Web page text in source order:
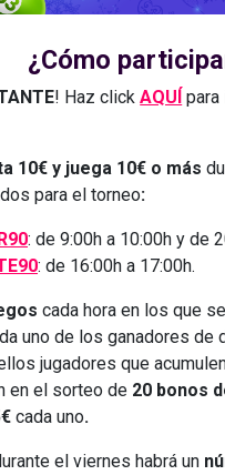
¿Cómo
! Haz clickAQUÍ
10€ y juega 10€ o más
para el torneo:
: de 9:00h a 10:00h y de
: de 16:00h a 17:00h.
cada hora en los que
uno de los ganadores de
jugadores que
en el sorteo de 20 bonos
cada uno.
el viernes habrá un